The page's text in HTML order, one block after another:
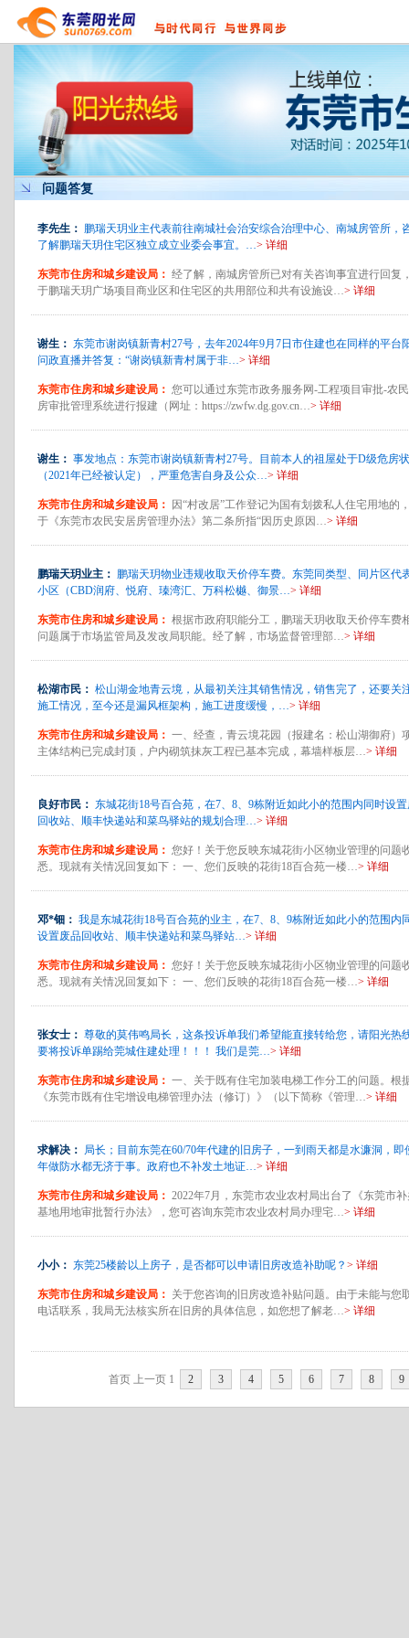
问题答复
李先生：
鹏瑞天玥业主代表前往南城社会治安综合治理中心、南城房管所，
了解鹏瑞天玥住宅区独立成立业委会事宜。…> 详细
东莞市住房和城乡建设局： 经了解，南城房管所已对有关咨询事宜进行回复
于鹏瑞天玥广场项目商业区和住宅区的共用部位和共有设施设…> 详细
谢生： 东莞市谢岗镇新青村27号，去年2024年9月7日市住建也在同样的平台
问政直播并答复：“谢岗镇新青村属于非…> 详细
东莞市住房和城乡建设局： 您可以通过东莞市政务服务网-工程项目审批-农
房审批管理系统进行报建（网址：https://zwfw.dg.gov.cn…> 详细
谢生： 事发地点：东莞市谢岗镇新青村27号。目前本人的祖屋处于D级危房
（2021年已经被认定），严重危害自身及公众…> 详细
东莞市住房和城乡建设局：
因“村改居”工作登记为国有划拨私人住宅用地的
于《东莞市农民安居房管理办法》第二条所指“因历史原因…> 详细
鹏瑞天玥业主：
鹏瑞天玥物业违规收取天价停车费。东莞同类型、同片区代
小区（CBD润府、悦府、瑧湾汇、万科松樾、御景…> 详细
东莞市住房和城乡建设局： 根据市政府职能分工，鹏瑞天玥收取天价停车费
问题属于市场监管局及发改局职能。经了解，市场监督管理部…> 详细
松湖市民： 松山湖金地青云境，从最初关注其销售情况，销售完了，还要关
施工情况，至今还是漏风框架构，施工进度缓慢，…> 详细
东莞市住房和城乡建设局： 一、经查，青云境花园（报建名：松山湖御府）
主体结构已完成封顶，户内砌筑抹灰工程已基本完成，幕墙样板层…> 详细
良好市民： 东城花街18号百合苑，在7、8、9栋附近如此小的范围内同时设
回收站、顺丰快递站和菜鸟驿站的规划合理…> 详细
东莞市住房和城乡建设局： 您好！关于您反映东城花街小区物业管理的问题
悉。现就有关情况回复如下： 一、您们反映的花街18百合苑一楼…> 详细
邓*钿： 我是东城花街18号百合苑的业主，在7、8、9栋附近如此小的范围内
设置废品回收站、顺丰快递站和菜鸟驿站…> 详细
东莞市住房和城乡建设局： 您好！关于您反映东城花街小区物业管理的问题
悉。现就有关情况回复如下： 一、您们反映的花街18百合苑一楼…> 详细
张女士： 尊敬的莫伟鸣局长，这条投诉单我们希望能直接转给您，请阳光热
要将投诉单踢给莞城住建处理！！！ 我们是莞…> 详细
东莞市住房和城乡建设局： 一、关于既有住宅加装电梯工作分工的问题。根
《东莞市既有住宅增设电梯管理办法（修订）》（以下简称《管理…> 详细
求解决： 局长；目前东莞在60/70年代建的旧房子，一到雨天都是水濂洞，即
年做防水都无济于事。政府也不补发土地证…> 详细
东莞市住房和城乡建设局： 2022年7月，东莞市农业农村局出台了《东莞市
基地用地审批暂行办法》，您可咨询东莞市农业农村局办理宅…> 详细
小小： 东莞25楼龄以上房子，是否都可以申请旧房改造补助呢？ > 详细
东莞市住房和城乡建设局： 关于您咨询的旧房改造补贴问题。由于未能与您
电话联系，我局无法核实所在旧房的具体信息，如您想了解老…> 详细
首页 上一页 1 2 3 4 5 6 7 8 9